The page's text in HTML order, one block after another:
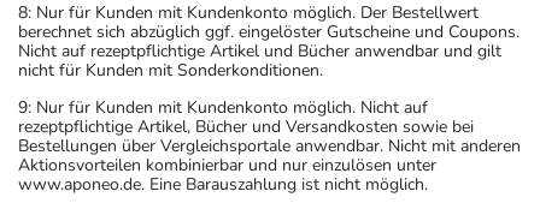
8: Nur für Kunden mit Kundenkonto möglich. Der Bestellwert
berechnet sich abzüglich ggf. eingelöster Gutscheine und Coupons.
Nicht auf rezeptpflichtige Artikel und Bücher anwendbar und gilt
nicht für Kunden mit Sonderkonditionen.
9: Nur für Kunden mit Kundenkonto möglich. Nicht auf
rezeptpflichtige Artikel, Bücher und Versandkosten sowie bei
Bestellungen über Vergleichsportale anwendbar. Nicht mit anderen
Aktionsvorteilen kombinierbar und nur einzulösen unter
www.aponeo.de. Eine Barauszahlung ist nicht möglich.